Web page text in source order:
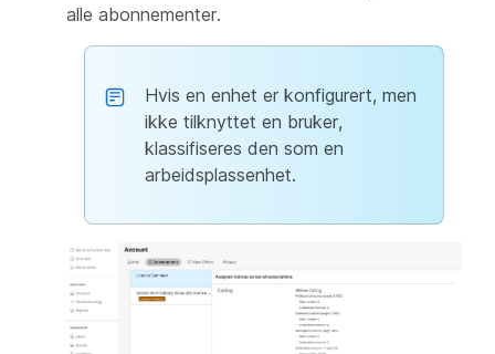
alle abonnementer.
Hvis en enhet er konfigurert, men
ikke tilknyttet en bruker,
klassifiseres den som en
arbeidsplassenhet.